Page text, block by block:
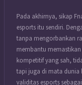
Pada akhirnya, sikap
esports itu sendiri.
tanpa mengorbankan
membantu
kompetitif yang sah,
tapi juga di mata dunia
validitas esports